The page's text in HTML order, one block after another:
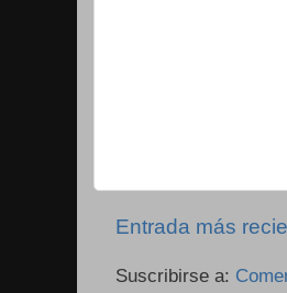
Entrada más
Suscribirse a: